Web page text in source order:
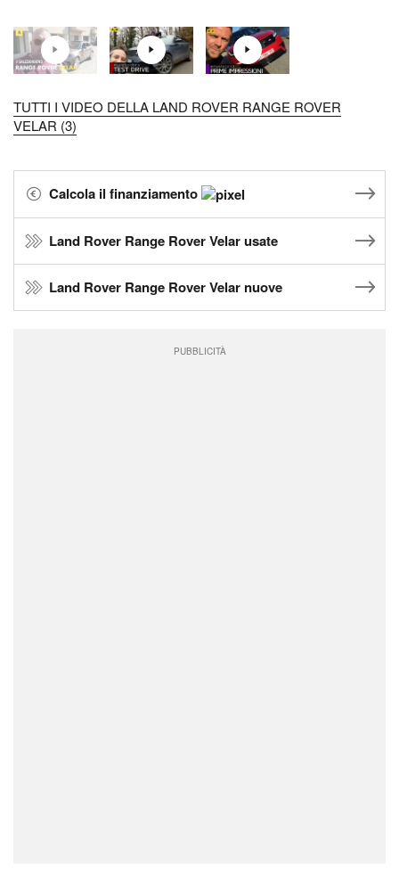
TUTTI I VIDEO DELLA LAND ROVER RANGE ROVER
VELAR (3)
Calcola il finanziamento
Land Rover Range Rover Velar usate
Land Rover Range Rover Velar nuove
PUBBLICITÀ